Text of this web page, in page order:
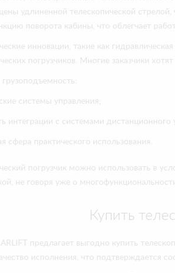
удлиненной телескопической
поворота кабины, что облегчает
инновации, такие как
погрузчиков. Многие заказчики
системы управления;
интеграции с системами дистанционного
сфера практического использования.
погрузчик можно использовать в
не говоря уже о
Купить
предлагает выгодно купить
исполнения, что подтверждается